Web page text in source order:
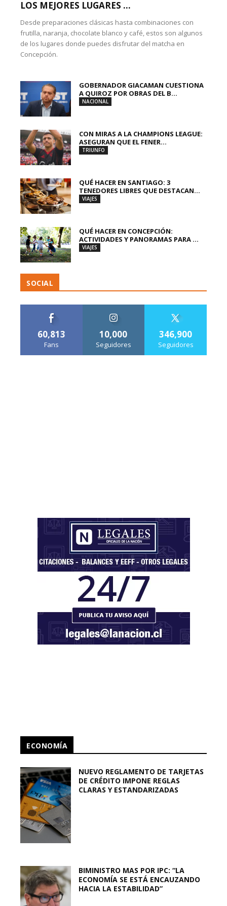
LOS MEJORES LUGARES ...
Desde preparaciones clásicas hasta combinaciones con
frutilla, naranja, chocolate blanco y café, estos son algunos
de los lugares donde puedes disfrutar del matcha en
Concepción.
GOBERNADOR GIACAMAN CUESTIONA
A QUIROZ POR OBRAS DEL B...
NACIONAL
CON MIRAS A LA CHAMPIONS LEAGUE:
ASEGURAN QUE EL FENER...
TRIUNFO
QUÉ HACER EN SANTIAGO: 3
TENEDORES LIBRES QUE DESTACAN...
VIAJES
QUÉ HACER EN CONCEPCIÓN:
ACTIVIDADES Y PANORAMAS PARA ...
VIAJES
SOCIAL
60,813
Fans
10,000
Seguidores
346,900
Seguidores
ECONOMÍA
NUEVO REGLAMENTO DE TARJETAS
DE CRÉDITO IMPONE REGLAS
CLARAS Y ESTANDARIZADAS
BIMINISTRO MAS POR IPC: “LA
ECONOMÍA SE ESTÁ ENCAUZANDO
HACIA LA ESTABILIDAD”